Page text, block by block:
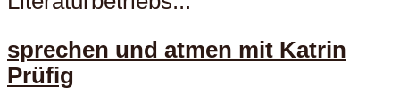
sprechen und atmen mit Katrin
Prüfig